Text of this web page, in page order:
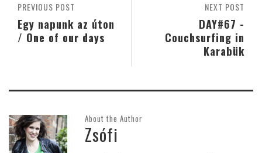
NEXT POST
DAY#67 -
Couchsurfing in
Karabük
PREVIOUS POST
Egy napunk az úton
/ One of our days
About the Author
Zsófi